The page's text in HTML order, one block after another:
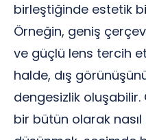
birleştiğinde estetik
Örneğin, geniş
ve güçlü lens tercih
halde, dış
dengesizlik
bir bütün olarak